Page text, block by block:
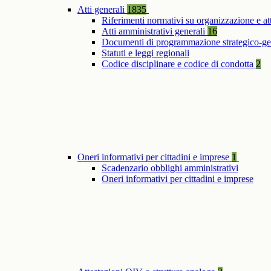
Atti generali 1835
Riferimenti normativi su organizzazione e
Atti amministrativi generali 16
Documenti di programmazione strategico-
Statuti e leggi regionali
Codice disciplinare e codice di condotta 2
Oneri informativi per cittadini e imprese 1
Scadenzario obblighi amministrativi
Oneri informativi per cittadini e imprese